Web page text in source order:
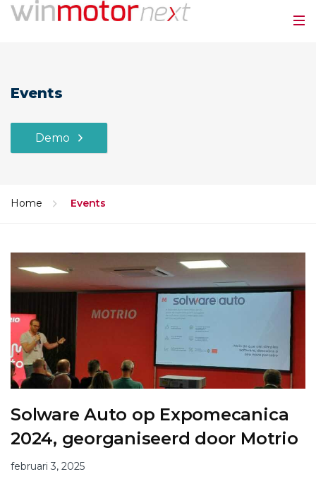
Events
Demo
Home Events
Solware Auto op Expomecanica
2024, georganiseerd door Motrio
februari 3, 2025